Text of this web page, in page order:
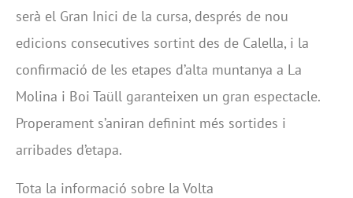
serà el Gran Inici de la cursa, després de nou
edicions consecutives sortint des de Calella, i la
confirmació de les etapes d’alta muntanya a La
Molina i Boi Taüll garanteixen un gran espectacle.
Properament s’aniran definint més sortides i
arribades d’etapa.
Tota la informació sobre la Volta